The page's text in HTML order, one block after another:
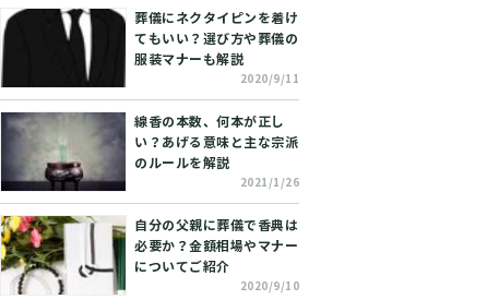
葬儀にネクタイピンを着け
てもいい？選び方や葬儀の
服装マナーも解説
2020/9/11
線香の本数、何本が正し
い？あげる意味と主な宗派
のルールを解説
2021/1/26
自分の父親に葬儀で香典は
必要か？金額相場やマナー
についてご紹介
2020/9/10